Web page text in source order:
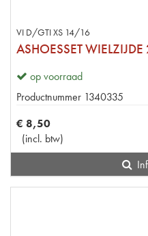
VI D/GTI XS 14/16
ASHOESSET
op voorraad
Productnummer 1340335
€ 8,50
(incl. btw)